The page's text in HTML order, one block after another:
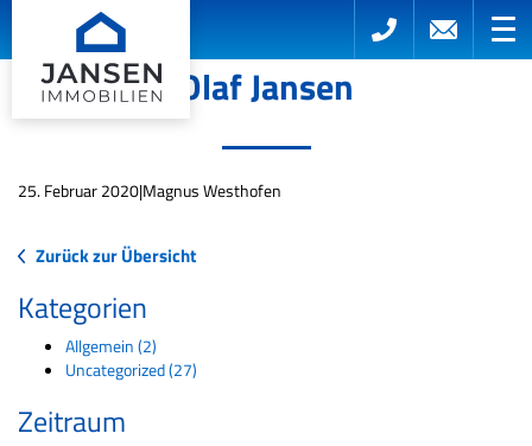
Olaf Jansen
25. Februar 2020|Magnus Westhofen
Zurück zur Übersicht
Kategorien
Allgemein (2)
Uncategorized (27)
Zeitraum